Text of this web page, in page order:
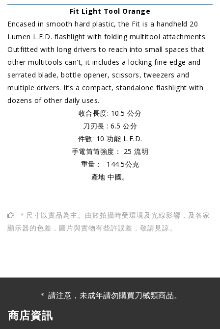
Fit Light Tool Orange
Encased in smooth hard plastic, the Fit is a handheld 20
Lumen L.E.D. flashlight with folding multitool attachments.
Outfitted with long drivers to reach into small spaces that
other multitools can't, it includes a locking fine edge and
serrated blade, bottle opener, scissors, tweezers and
multiple drivers. It’s a compact, standalone flashlight with
dozens of other daily uses.
收合長度: 10.5 公分
刀刃長 : 6.5 公分
件數: 10 功能 L.E.D.
手電筒筒強度： 25 流明
重量： 144.5公克
產地 中國。
＊尺寸以實品為主。由於拍攝時受環境及光線影響，及各家
顯示器的色差，圖片與實物有些許誤差，敬請見諒。
＊ 請注意，未成年請勿購買刀械類商品。
商店資訊